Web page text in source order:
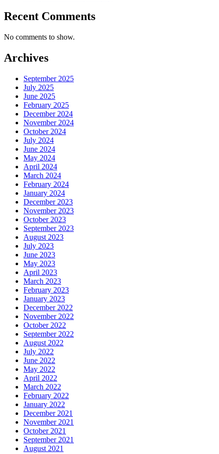
Recent Comments
No comments to show.
Archives
September 2025
July 2025
June 2025
February 2025
December 2024
November 2024
October 2024
July 2024
June 2024
May 2024
April 2024
March 2024
February 2024
January 2024
December 2023
November 2023
October 2023
September 2023
August 2023
July 2023
June 2023
May 2023
April 2023
March 2023
February 2023
January 2023
December 2022
November 2022
October 2022
September 2022
August 2022
July 2022
June 2022
May 2022
April 2022
March 2022
February 2022
January 2022
December 2021
November 2021
October 2021
September 2021
August 2021